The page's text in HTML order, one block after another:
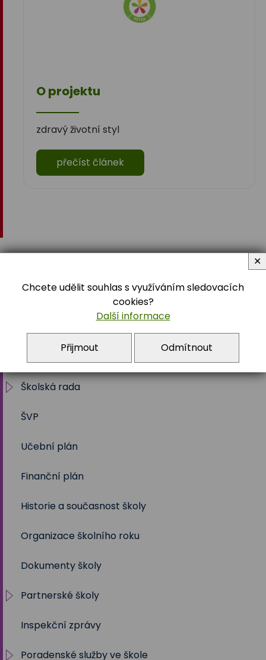
O projektu
zdravý životní styl
přečíst článek
O škole
Školní akce
2025/2026
2024/2025
2023/2024
2022/2023
2021/2022
2020/2021
2019/2020
2018/2019
2017/2018
2016/2017
Školská rada
Volby 2017
Volby 2020
Volby 2023
ŠVP
Učební plán
Finanční plán
Historie a současnost školy
Organizace školního roku
Dokumenty školy
Partnerské školy
Projekty
Inspekční zprávy
Poradenské služby ve škole
Chcete udělit souhlas s využíváním sledovacích
cookies?
Další informace
Přijmout Odmítnout
✕